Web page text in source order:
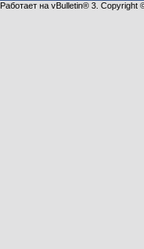
Работает на vBulletin® 3.